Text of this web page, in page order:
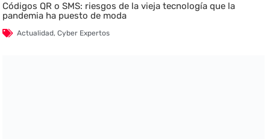
Códigos QR o SMS: riesgos de la vieja tecnología que la
pandemia ha puesto de moda
Actualidad,Cyber Expertos